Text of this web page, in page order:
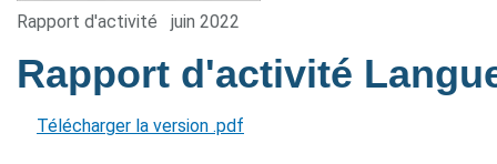
Rapport d'activité juin 2022
Rapport d'activité
Télécharger la version .pdf